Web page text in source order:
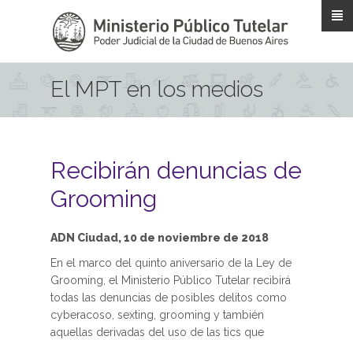
El MPT en los medios
Recibirán denuncias de
Grooming
ADN Ciudad, 10 de noviembre de 2018
En el marco del quinto aniversario de la Ley de
Grooming, el Ministerio Público Tutelar recibirá
todas las denuncias de posibles delitos como
cyberacoso, sexting, grooming y también
aquellas derivadas del uso de las tics que